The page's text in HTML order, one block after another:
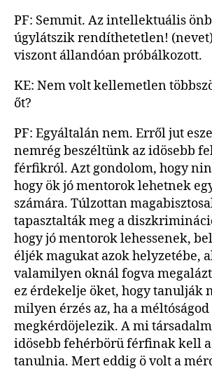
PF: Semmit. Az intellektuális
úgylátszik rendíthetetlen!
viszont állandóan próbálkozott.
KE: Nem volt kellemetlen
őt?
PF: Egyáltalán nem. Erről jut
nemrég beszéltünk az idösebb
férfikról. Azt gondolom, hogy
hogy ök jó mentorok lehetnek
számára. Túlzottan
tapasztalták meg a
hogy jó mentorok lehessenek,
éljék magukat azok helyzetébe,
valamilyen oknál fogva
ez érdekelje öket, hogy tanulják
milyen érzés az, ha a méltóságod
megkérdöjelezik. A mi
idösebb fehérbörü férfinak kell
tanulnia. Mert eddig ö volt a